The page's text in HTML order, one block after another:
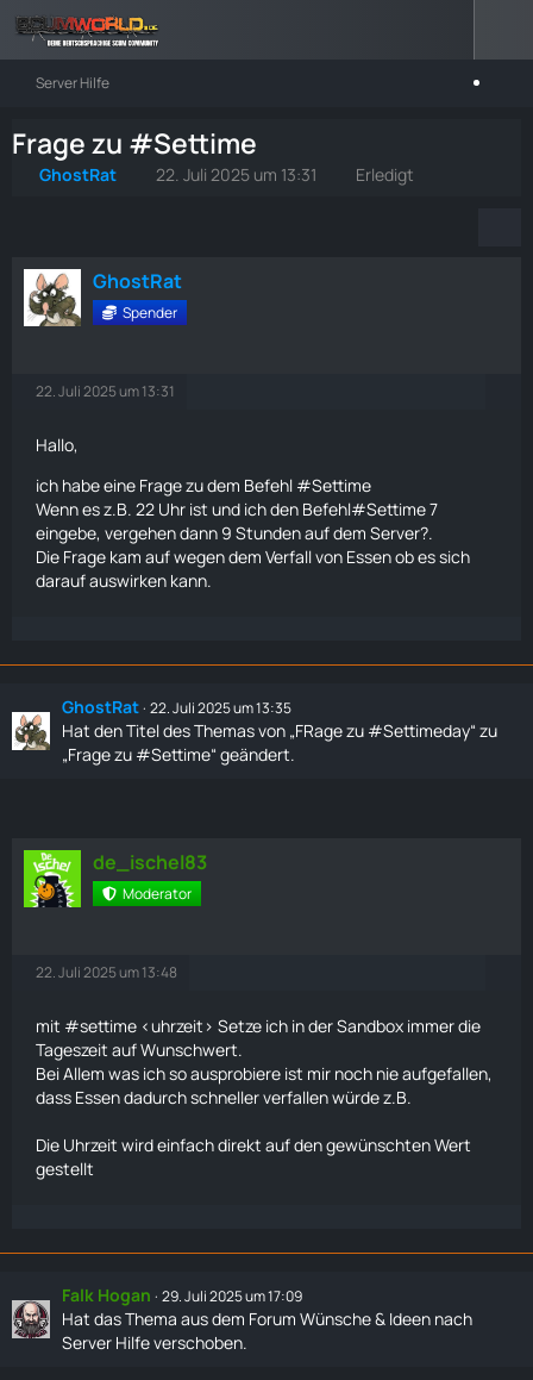
Server Hilfe
Frage zu #Settime
GhostRat 22. Juli 2025 um 13:31 Erledigt
GhostRat
Spender
22. Juli 2025 um 13:31
Hallo,
ich habe eine Frage zu dem Befehl #Settime
Wenn es z.B. 22 Uhr ist und ich den Befehl#Settime 7
eingebe, vergehen dann 9 Stunden auf dem Server?.
Die Frage kam auf wegen dem Verfall von Essen ob es sich
darauf auswirken kann.
GhostRat 22. Juli 2025 um 13:35
Hat den Titel des Themas von „FRage zu #Settimeday“ zu
„Frage zu #Settime“ geändert.
de_ischel83
Moderator
22. Juli 2025 um 13:48
mit #settime <uhrzeit> Setze ich in der Sandbox immer die
Tageszeit auf Wunschwert.
Bei Allem was ich so ausprobiere ist mir noch nie aufgefallen,
dass Essen dadurch schneller verfallen würde z.B.
Die Uhrzeit wird einfach direkt auf den gewünschten Wert
gestellt
Falk Hogan 29. Juli 2025 um 17:09
Hat das Thema aus dem Forum Wünsche & Ideen nach
Server Hilfeverschoben.